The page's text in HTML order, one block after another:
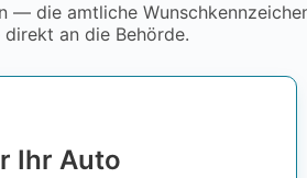
— die amtliche
direkt an die Behörde.
Ihr Auto